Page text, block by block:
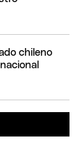
chileno